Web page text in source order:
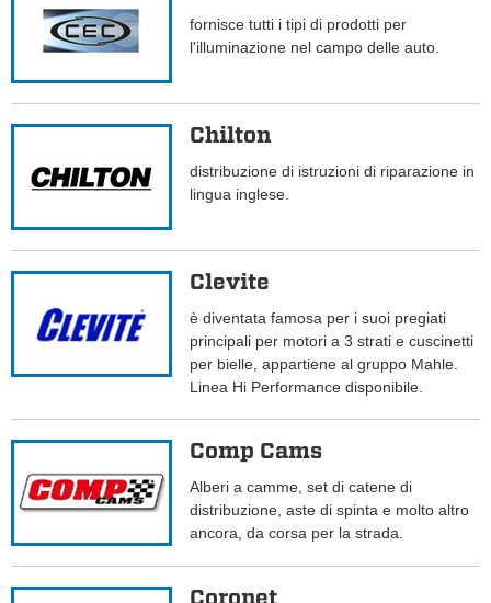
fornisce tutti i tipi di prodotti per
l'illuminazione nel campo delle auto.
Chilton
distribuzione di istruzioni di riparazione in
lingua inglese.
Clevite
è diventata famosa per i suoi pregiati
principali per motori a 3 strati e cuscinetti
per bielle, appartiene al gruppo Mahle.
Linea Hi Performance disponibile.
Comp Cams
Alberi a camme, set di catene di
distribuzione, aste di spinta e molto altro
ancora, da corsa per la strada.
Coronet